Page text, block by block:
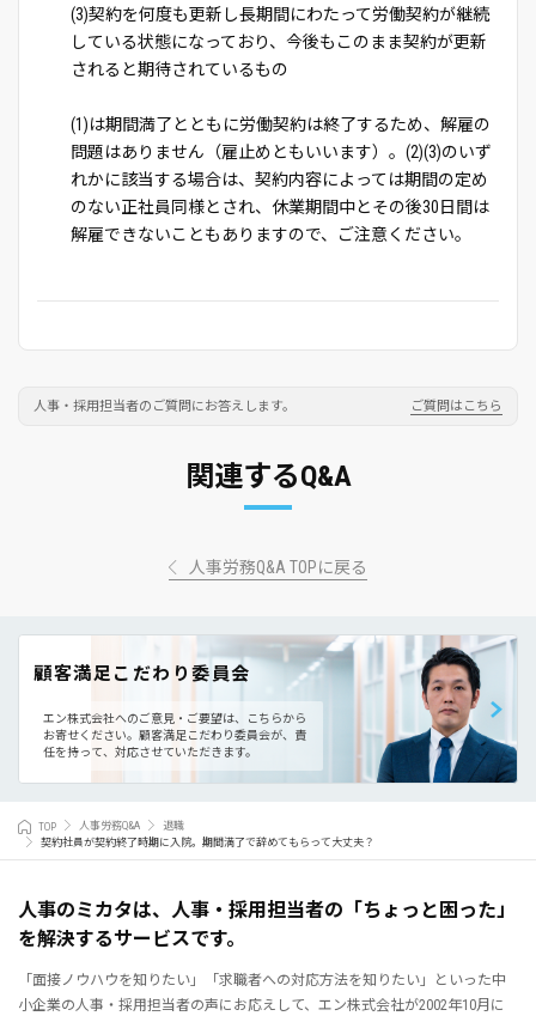
(3)契約を何度も更新し長期間にわたって労働契約が継続
している状態になっており、今後もこのまま契約が更新
されると期待されているもの
(1)は期間満了とともに労働契約は終了するため、解雇の
問題はありません（雇止めともいいます）。(2)(3)のいず
れかに該当する場合は、契約内容によっては期間の定め
のない正社員同様とされ、休業期間中とその後30日間は
解雇できないこともありますので、ご注意ください。
人事・採用担当者のご質問にお答えします。 ご質問はこちら
関連するQ&A
人事労務Q&A TOPに戻る
顧客満足こだわり委員会
エン株式会社へのご意見・ご要望は、こちらから
お寄せください。 顧客満足こだわり委員会が、責
任を持って、対応させていただきます。
TOP 人事労務Q&A
退職
契約社員が契約終了時期に入院。期間満了で辞めてもらって大丈夫？
人事のミカタは、人事・採用担当者の「ちょっと困った」
を解決するサービスです。
「面接ノウハウを知りたい」「求職者への対応方法を知りたい」といった中
小企業の人事・採用担当者の声にお応えして、エン株式会社が2002年10月に